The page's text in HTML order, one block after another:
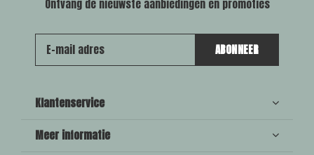
Ontvang de nieuwste aanbiedingen en promoties
ABONNEER
Klantenservice
Meer informatie